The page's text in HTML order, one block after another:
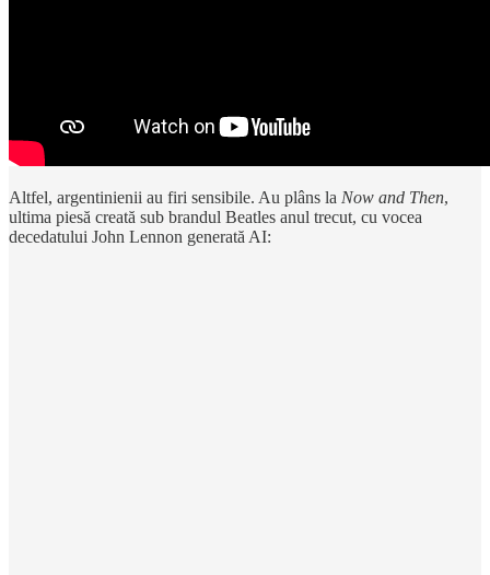
Altfel, argentinienii au firi sensibile. Au plâns la Now and Then,
ultima piesă creată sub brandul Beatles anul trecut, cu vocea
decedatului John Lennon generată AI: